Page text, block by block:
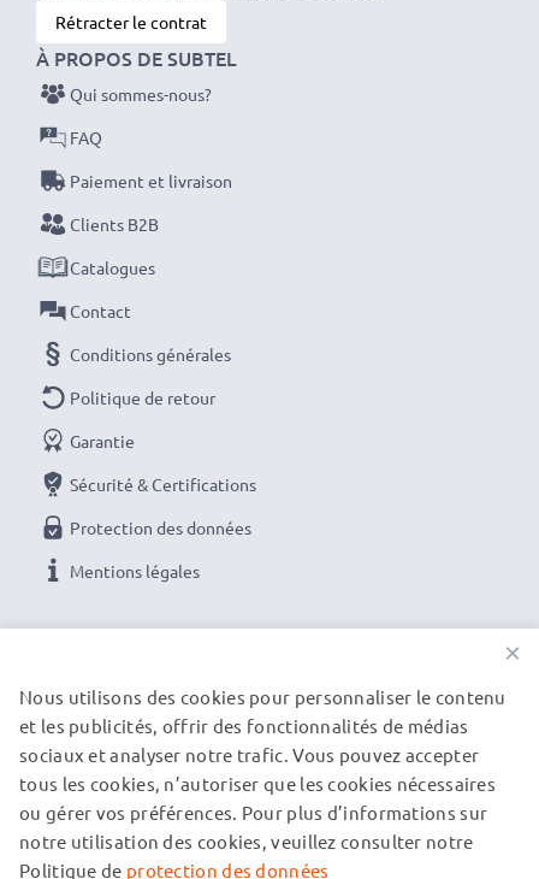
Rétracter le contrat
À PROPOS DE SUBTEL
Qui sommes-nous?
FAQ
Paiement et livraison
Clients B2B
Catalogues
Contact
Conditions générales
Politique de retour
Garantie
Sécurité & Certifications
Protection des données
Mentions légales
NOS PARTENAIRES DE LIVRAISON
© subtel.fr 2026
Tous les prix incluent la TVA et excluent les frais de port.
Veuillez noter que toutes les marques citées sont des
×
Nous utilisons des cookies pour personnaliser le contenu
et les publicités, offrir des fonctionnalités de médias
sociaux et analyser notre trafic. Vous pouvez accepter
tous les cookies, n’autoriser que les cookies nécessaires
ou gérer vos préférences. Pour plus d’informations sur
notre utilisation des cookies, veuillez consulter notre
Politique de protection des données